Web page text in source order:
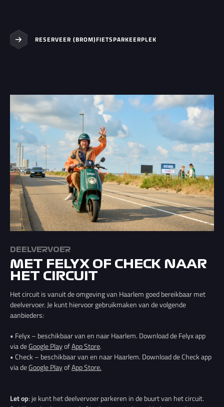
RESERVEER (BROM)FIETSPARKEERPLEK
DEELVERVOER
MET FELYX OF CHECK NAAR
HET CIRCUIT
Het circuit is vanuit de omgeving van Haarlem goed bereikbaar met
deelvervoer. Je kunt hiervoor gebruikmaken van de volgende
aanbieders:
• Felyx – beschikbaar van en naar Haarlem. Download de Felyx app
via deGoogle PlayofApp Store.
• Check – beschikbaar van en naar Haarlem. Download de Check app
via deGoogle PlayofApp Store.
Let op: je kunt het deelvervoer parkeren in de buurt van het circuit.